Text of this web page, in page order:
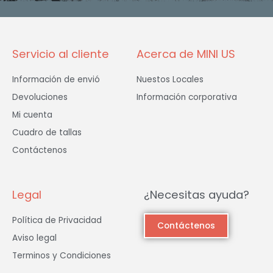
o r
Servicio al cliente
Información de envió
Devoluciones
Mi cuenta
Cuadro de tallas
Contáctenos
Acerca de MINI US
Nuestos Locales
Información corporativa
Legal
Política de Privacidad
Aviso legal
Terminos y Condiciones
¿Necesitas ayuda?
Contáctenos